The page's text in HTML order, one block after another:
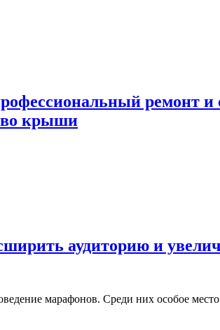
ремонт
крыши
аудиторию и
марафонов. Среди них особое